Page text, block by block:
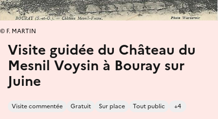
Visite guidée du Château du
Mesnil Voysin à Bouray sur
Juine
Visite commentée Gratuit Sur place Tout public +4
© F. MARTIN